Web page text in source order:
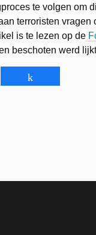
te volgen om
terroristen
is te lezen op de
beschoten werd